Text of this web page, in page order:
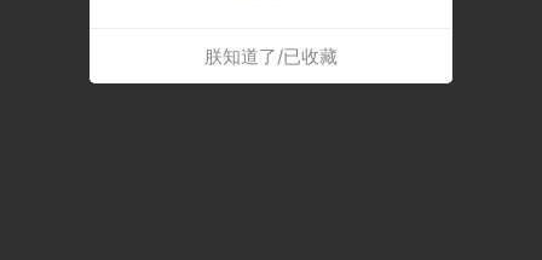
朕知道了/已收藏